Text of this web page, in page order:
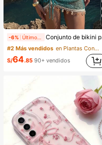
-6% Últimos 2 días Conjunto de bikini para mujer, estilo bohemio con cinta de ganchillo y decoración de conchas, falda ajustable con cordón para vacaciones, playa, verano y resort
#2 Más vendidos
en Plantas Conjuntos de bikini para mujer
S/64.85 90+ vendidos